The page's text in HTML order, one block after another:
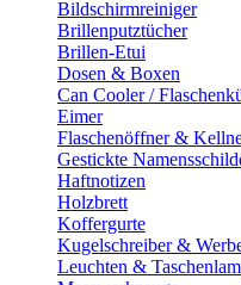
Bildschirmreiniger
Brillenputztücher
Brillen-Etui
Dosen & Boxen
Can Cooler /
Eimer
Flaschenöffner &
Gestickte
Haftnotizen
Holzbrett
Koffergurte
Kugelschreiber &
Leuchten &